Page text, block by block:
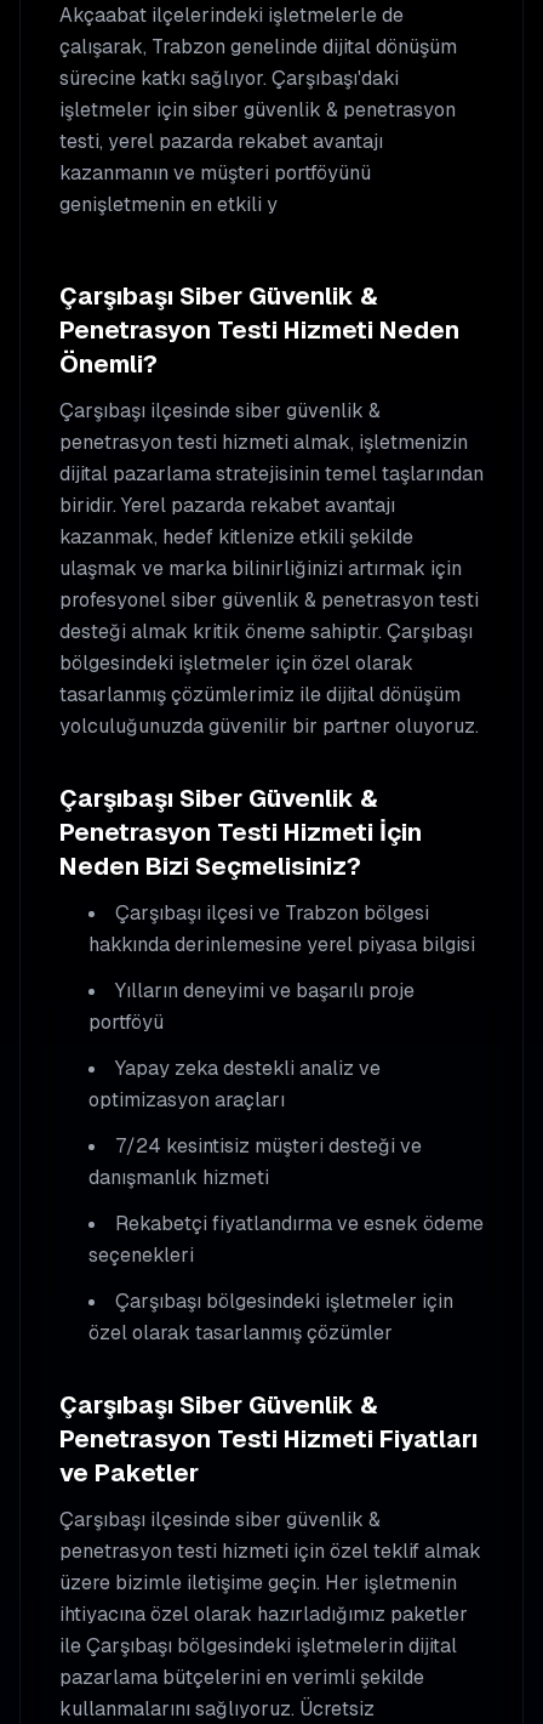
Akçaabat ilçelerindeki işletmelerle de
çalışarak, Trabzon genelinde dijital dönüşüm
sürecine katkı sağlıyor. Çarşıbaşı'daki
işletmeler için siber güvenlik & penetrasyon
testi, yerel pazarda rekabet avantajı
kazanmanın ve müşteri portföyünü
genişletmenin en etkili y
Çarşıbaşı Siber Güvenlik &
Penetrasyon Testi Hizmeti Neden
Önemli?
Çarşıbaşı ilçesindesiber güvenlik &
penetrasyon testi hizmeti almak, işletmenizin
dijital pazarlama stratejisinin temel taşlarından
biridir. Yerel pazarda rekabet avantajı
kazanmak, hedef kitlenize etkili şekilde
ulaşmak ve marka bilinirliğinizi artırmak için
profesyonelsiber güvenlik & penetrasyon testi
desteği almak kritik öneme sahiptir. Çarşıbaşı
bölgesindeki işletmeler için özel olarak
tasarlanmış çözümlerimiz ile dijital dönüşüm
yolculuğunuzda güvenilir bir partner oluyoruz.
Çarşıbaşı Siber Güvenlik &
Penetrasyon Testi Hizmeti İçin
Neden Bizi Seçmelisiniz?
Çarşıbaşı ilçesi ve Trabzon bölgesi
hakkında derinlemesine yerel piyasa bilgisi
Yılların deneyimi ve başarılı proje
portföyü
Yapay zeka destekli analiz ve
optimizasyon araçları
7/24 kesintisiz müşteri desteği ve
danışmanlık hizmeti
Rekabetçi fiyatlandırma ve esnek ödeme
seçenekleri
Çarşıbaşı bölgesindeki işletmeler için
özel olarak tasarlanmış çözümler
Çarşıbaşı Siber Güvenlik &
Penetrasyon Testi Hizmeti Fiyatları
ve Paketler
Çarşıbaşı ilçesindesiber güvenlik &
penetrasyon testi hizmeti için özel teklif almak
üzere bizimle iletişime geçin. Her işletmenin
ihtiyacına özel olarak hazırladığımız paketler
ileÇarşıbaşı bölgesindeki işletmelerin dijital
pazarlama bütçelerini en verimli şekilde
kullanmalarını sağlıyoruz. Ücretsiz